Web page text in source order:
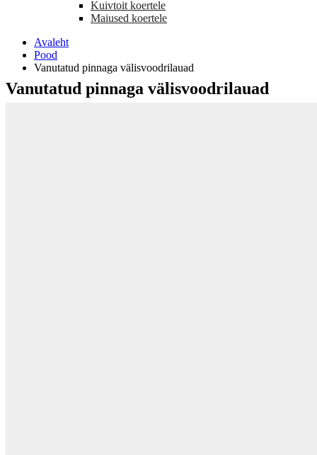
Kuivtoit koertele
Maiused koertele
Avaleht
Pood
Vanutatud pinnaga välisvoodrilauad
Vanutatud pinnaga välisvoodrilauad